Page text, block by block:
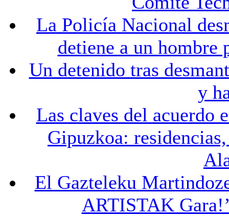
La Policía Nacional
detiene a un hombre
Un detenido tras
y
Las claves del acuerdo
Gipuzkoa:
El Gazteleku
ARTISTAK